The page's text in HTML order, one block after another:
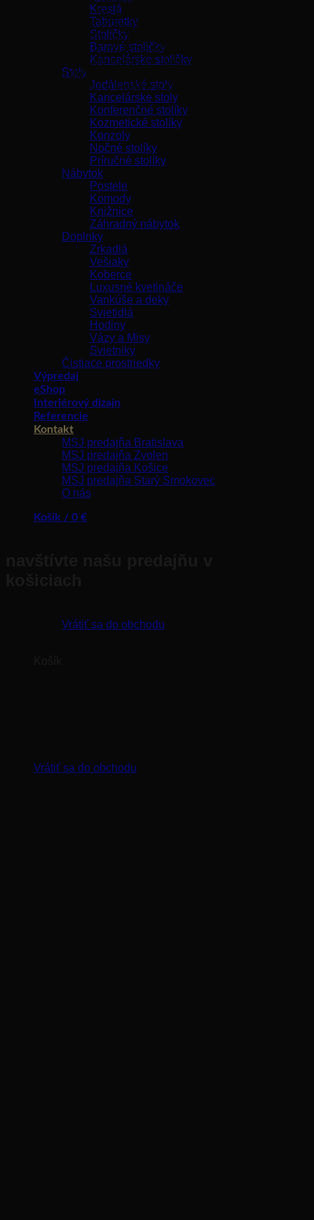
Kreslá
Taburetky
Stoličky
Barové stoličky
Kancelárske stoličky
Stoly
Jedálenské stoly
Kancelárske stoly
Konferenčné stolíky
Kozmetické stolíky
Konzoly
Nočné stolíky
Príručné stolíky
Nábytok
Postele
Komody
Knižnice
Záhradný nábytok
Doplnky
Zrkadlá
Vešiaky
Koberce
Luxusné kvetináče
Vankúše a deky
Svietidlá
Hodiny
Vázy a Misy
Svietniky
Čistiace prostriedky
Výpredaj
eShop
Interiérový dizajn
Referencie
Kontakt
MSJ predajňa Bratislava
MSJ predajňa Zvolen
MSJ predajňa Košice
MSJ predajňa Starý Smokovec
O nás
Košík / 0 €
Vrátiť sa do obchodu
Vrátiť sa do obchodu
Španielska, ktoré vás zaujmú svojím dizajnom a komfortom
sedenia. Moderné sedacie súpravy či klasické sedačky sú
doplnené kvalitnými konferenčnými stolíkmi a nábytkom.
Celý interiér vám pomôžeme doladiť krásnymi interiérovými
doplnkami v podobe kobercov, lámp alebo dekoračných
vankúšov, či diek. Doplňte svoju obývaciu izbu, spálňu,
pracovňu či jedáleň o kvalitný a elegantný prvok od značky